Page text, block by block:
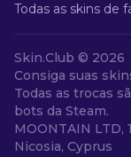
Todas as skins de
Skin.Club © 2026
Consiga suas
Todas as trocas
bots da Steam.
MOONTAIN LTD,
Nicosia, Cyprus